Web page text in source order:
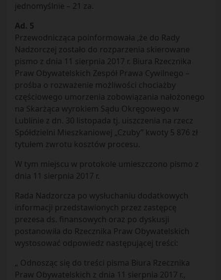
jednomyślnie – 21 za.
Ad. 5
Przewodnicząca poinformowała ,że do Rady
Nadzorczej zostało do rozparzenia skierowane
pismo z dnia 11 sierpnia 2017 r. Biura Rzecznika
Praw Obywatelskich Zespół Prawa Cywilnego –
prośba o rozważenie możliwości chociażby
częściowego umorzenia zobowiązania nałożonego
na Skarżąca wyrokiem Sądu Okręgowego w
Lublinie z dn. 30 listopada tj. uiszczenia na rzecz
Spółdzielni Mieszkaniowej „Czuby” kwoty 5 876 zł
tytułem zwrotu kosztów procesu.
W tym miejscu w protokole umieszczono pismo z
dnia 11 sierpnia 2017 r.
Rada Nadzorcza po wysłuchaniu dodatkowych
informacji przedstawionych przez zastępcę
prezesa ds. finansowych oraz po dyskusji
postanowiła do Rzecznika Praw Obywatelskich
wystosować odpowiedz następującej treści:
„ Odnosząc się do treści pisma Biura Rzecznika
Praw Obywatelskich z dnia 11 sierpnia 2017 r.,